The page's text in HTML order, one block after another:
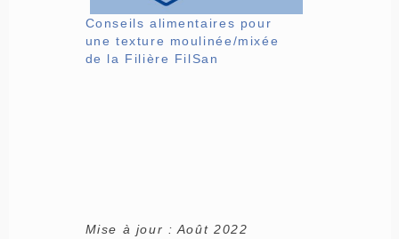
Conseils alimentaires pour
une texture moulinée/mixée
de la Filière FilSan
Mise à jour : Août 2022